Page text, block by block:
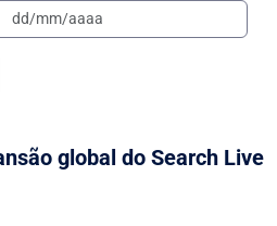
global do Search Live